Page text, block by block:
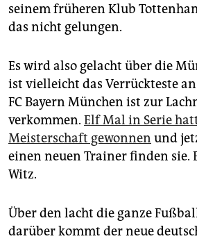
seinem früheren Klub
das nicht gelungen.
Es wird also gelacht über die
ist vielleicht das Verrückteste
FC Bayern München ist zur
verkommen. Elf Mal in Serie
Meisterschaft gewonnen und
einen neuen Trainer finden sie.
Witz.
Über den lacht die ganze
darüber kommt der neue